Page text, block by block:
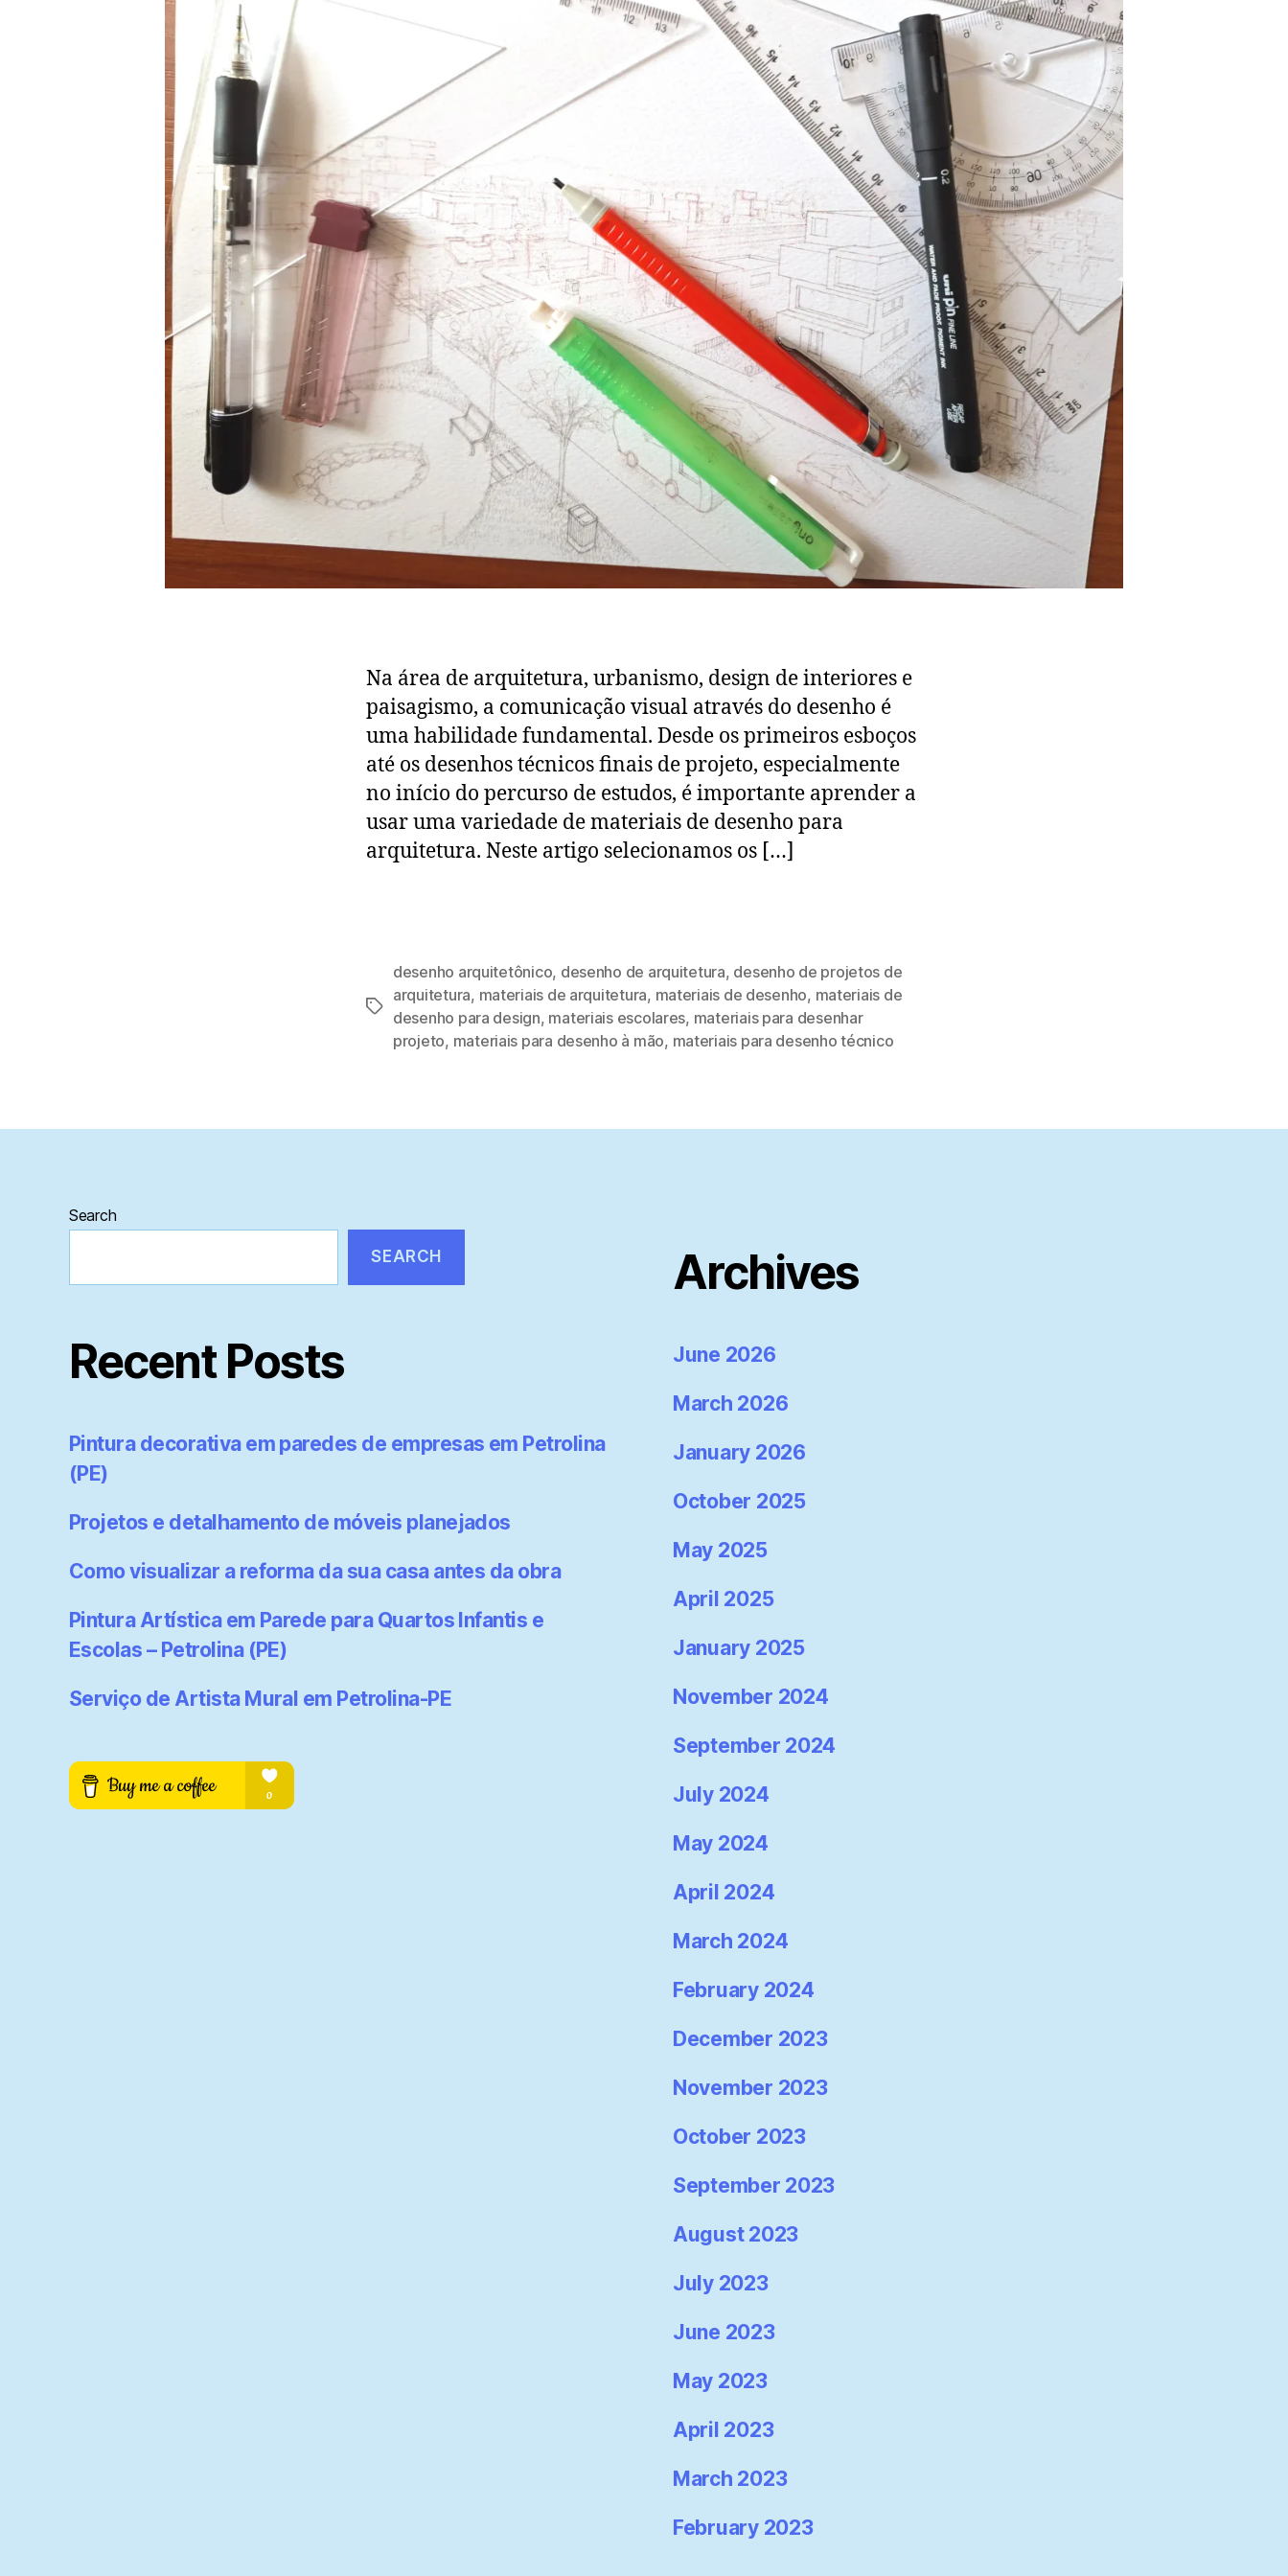
Na área de arquitetura, urbanismo, design de interiores e
paisagismo, a comunicação visual através do desenho é
uma habilidade fundamental. Desde os primeiros esboços
até os desenhos técnicos finais de projeto, especialmente
no início do percurso de estudos, é importante aprender a
usar uma variedade de materiais de desenho para
arquitetura. Neste artigo selecionamos os […]
Tags
desenho arquitetônico, desenho de arquitetura, desenho de projetos de
arquitetura, materiais de arquitetura, materiais de desenho, materiais de
desenho para design, materiais escolares, materiais para desenhar
projeto, materiais para desenho à mão, materiais para desenho técnico
Search
SEARCH
Recent Posts
Pintura decorativa em paredes de empresas em Petrolina
(PE)
Projetos e detalhamento de móveis planejados
Como visualizar a reforma da sua casa antes da obra
Pintura Artística em Parede para Quartos Infantis e
Escolas – Petrolina (PE)
Serviço de Artista Mural em Petrolina-PE
Archives
June 2026
March 2026
January 2026
October 2025
May 2025
April 2025
January 2025
November 2024
September 2024
July 2024
May 2024
April 2024
March 2024
February 2024
December 2023
November 2023
October 2023
September 2023
August 2023
July 2023
June 2023
May 2023
April 2023
March 2023
February 2023